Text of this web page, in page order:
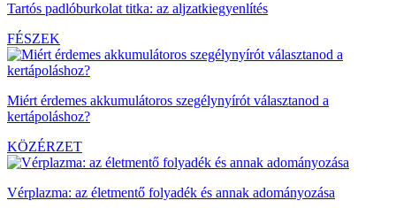
Tartós padlóburkolat titka: az aljzatkiegyenlítés
FÉSZEK
Miért érdemes akkumulátoros szegélynyírót választanod a
kertápoláshoz?
KÖZÉRZET
Vérplazma: az életmentő folyadék és annak adományozása